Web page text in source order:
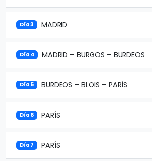
Día 3 MADRID
Día 4 MADRID – BURGOS – BURDEOS
Día 5 BURDEOS – BLOIS – PARÍS
Día 6 PARÍS
Día 7 PARÍS